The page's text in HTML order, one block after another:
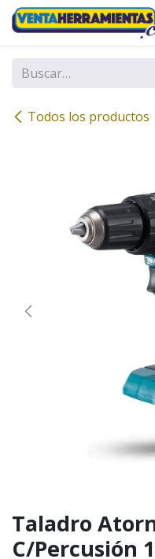
Ir al contenido
Todos los productos
Taladro
C/Percusión